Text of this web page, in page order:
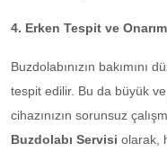
4. Erken Tespit ve Onarım
Buzdolabınızın bakımını
tespit edilir. Bu da büyük
cihazınızın sorunsuz
Buzdolabı Servisi olarak,